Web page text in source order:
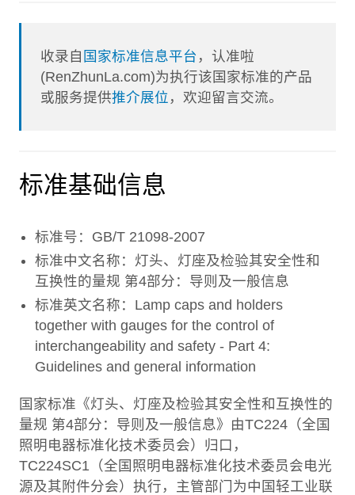
收录自 国家标准信息平台 ，认准啦
(RenZhunLa.com)为执行该国家标准的产品
或服务提供推介展位 ，欢迎留言交流。
标准基础信息
标准号：GB/T 21098-2007
标准中文名称：灯头、灯座及检验其安全性和
互换性的量规 第4部分：导则及一般信息
标准英文名称：Lamp caps and holders
together with gauges for the control of
interchangeability and safety - Part 4:
Guidelines and general information
国家标准《灯头、灯座及检验其安全性和互换性的
量规 第4部分：导则及一般信息》由TC224（全国
照明电器标准化技术委员会）归口，
TC224SC1（全国照明电器标准化技术委员会电光
源及其附件分会）执行，主管部门为中国轻工业联